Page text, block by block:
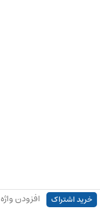
خرید اشتراک افزودن واژه